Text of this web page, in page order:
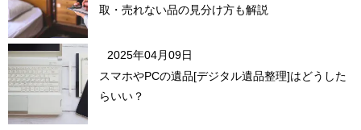
取・売れない品の見分け方も解説
2025年04月09日
スマホやPCの遺品[デジタル遺品整理]はどうした
らいい？